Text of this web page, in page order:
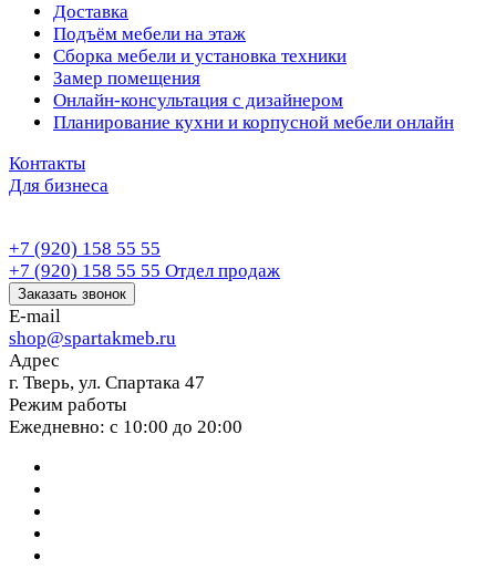
Доставка
Подъём мебели на этаж
Сборка мебели и установка техники
Замер помещения
Онлайн-консультация с дизайнером
Планирование кухни и корпусной мебели онлайн
Контакты
Для бизнеса
+7 (920) 158 55 55
+7 (920) 158 55 55 Отдел продаж
Заказать звонок
E-mail
shop@spartakmeb.ru
Адрес
г. Тверь, ул. Спартака 47
Режим работы
Ежедневно: с 10:00 до 20:00